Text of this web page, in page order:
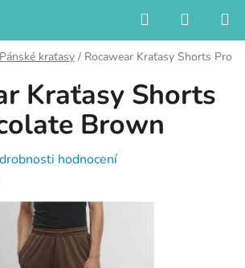
Hledat
KOŠÍK
Pánské kraťasy / Rocawear Kraťasy Shorts Pro
Kraťasy Shorts
Brown
hodnocení